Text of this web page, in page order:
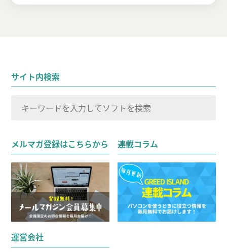
サイト内検索
象:
メルマガ登録はこちらから
連載コラム
運営会社